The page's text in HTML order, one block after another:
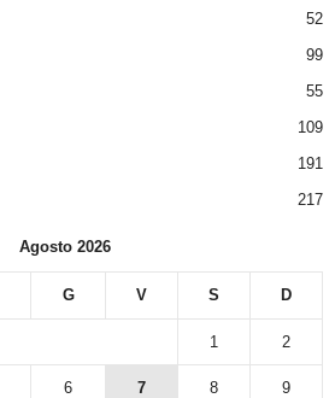
52
99
55
109
191
217
Agosto 2026
G V S D
1 2
6 7 8 9